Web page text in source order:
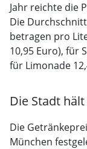
Jahr reichte die
Die
betragen pro
10,95 Euro), für
für Limonade
Die Stadt
Die
München